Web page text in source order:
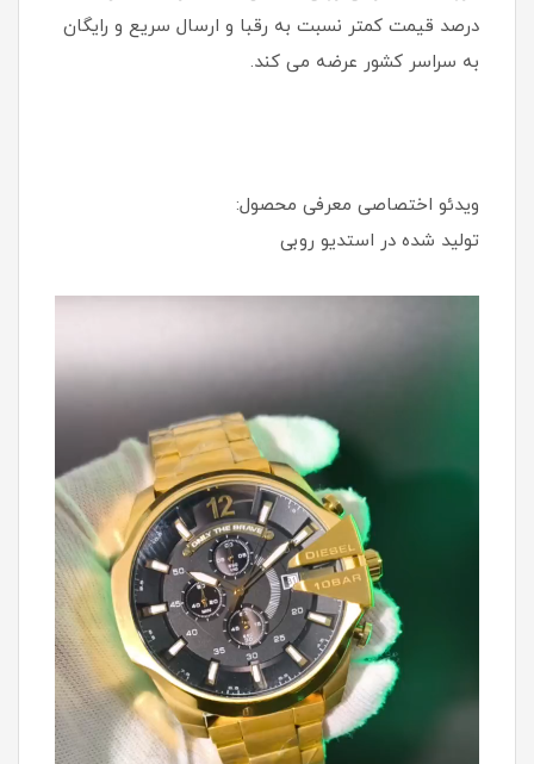
درصد قیمت کمتر نسبت به رقبا و ارسال سریع و رایگان
به سراسر کشور عرضه می کند.
ویدئو اختصاصی معرفی محصول:
تولید شده در استدیو روبی